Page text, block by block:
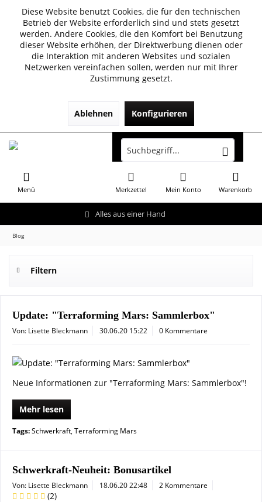
Diese Website benutzt Cookies, die für den technischen
Betrieb der Website erforderlich sind und stets gesetzt
werden. Andere Cookies, die den Komfort bei Benutzung
dieser Website erhöhen, der Direktwerbung dienen oder
die Interaktion mit anderen Websites und sozialen
Netzwerken vereinfachen sollen, werden nur mit Ihrer
Zustimmung gesetzt.
Ablehnen Konfigurieren
Alles aus einer Hand
Menü Warenkorb
Merkzettel Mein Konto
Blog
Filtern
Update: "Terraforming Mars: Sammlerbox"
Von: Lisette Bleckmann 30.06.20 15:22 0 Kommentare
Neue Informationen zur "Terraforming Mars: Sammlerbox"!
Mehr lesen
Tags:Schwerkraft, Terraforming Mars
Schwerkraft-Neuheit: Bonusartikel
Von: Lisette Bleckmann 18.06.20 22:48 2 Kommentare
(2)